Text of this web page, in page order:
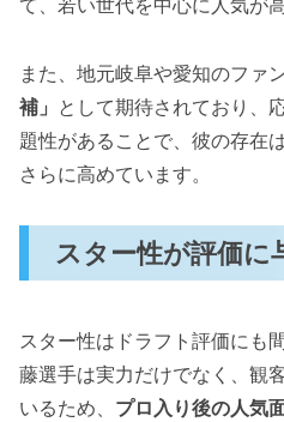
て、若い世代を中心に人気が
また、地元岐阜や愛知のファ
補」 として期待されており、
題性があることで、彼の存在
さらに高めています。
スター性が評価に
スター性はドラフト評価にも
藤選手は実力だけでなく、観
いるため、 プロ入り後の人気